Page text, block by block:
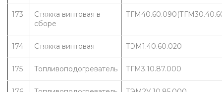
173
Стяжка винтовая в
сборе
174 Стяжка винтовая ТЭМ1.40.60.020
175 Топливоподогреватель ТГМ3.10.87.000